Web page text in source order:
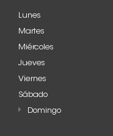
Lunes
Martes
Miércoles
Jueves
Viernes
Sábado
Domingo